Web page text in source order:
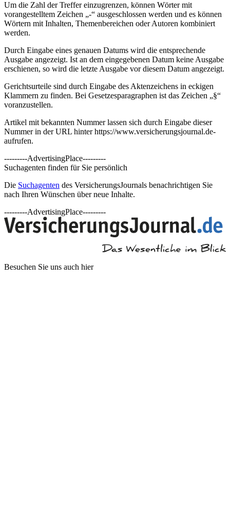
Um die Zahl der Treffer einzugrenzen, können Wörter mit
vorangestelltem Zeichen „-“ ausgeschlossen werden und es können
Wörtern mit Inhalten, Themenbereichen oder Autoren kombiniert
werden.
Durch Eingabe eines genauen Datums wird die entsprechende
Ausgabe angezeigt. Ist an dem eingegebenen Datum keine Ausgabe
erschienen, so wird die letzte Ausgabe vor diesem Datum angezeigt.
Gerichtsurteile sind durch Eingabe des Aktenzeichens in eckigen
Klammern zu finden. Bei Gesetzesparagraphen ist das Zeichen „§“
voranzustellen.
Artikel mit bekannten Nummer lassen sich durch Eingabe dieser
Nummer in der URL hinter https://www.versicherungsjournal.de-
aufrufen.
---------AdvertisingPlace---------
Suchagenten finden für Sie persönlich
Die Suchagenten des VersicherungsJournals benachrichtigen Sie
nach Ihren Wünschen über neue Inhalte.
---------AdvertisingPlace---------
Besuchen Sie uns auch hier